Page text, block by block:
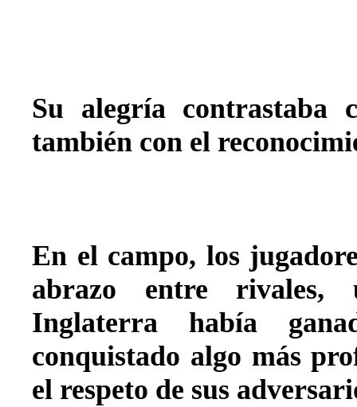
Su alegría contrastaba
también con el
En el campo, los
abrazo entre rivales,
Inglaterra había
conquistado algo más
el respeto de sus